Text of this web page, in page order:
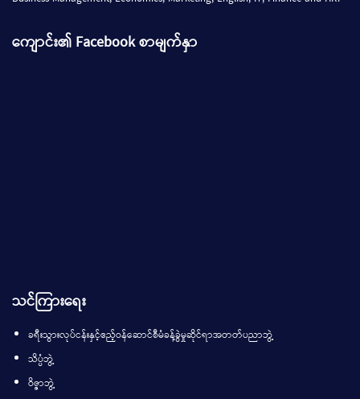
ကျောင်း၏ Facebook စာမျက်နှာ
သင်ကြားရေး
ခရီးသွားလုပ်ငန်းနှင့်ဧည့်ဝန်ဆောင်စီမံခန့်ခွဲမှုဆိုင်ရာအတတ်ပညာဘွဲ့
သိပ္ပံဘွဲ့
ဝိဇ္ဇာဘွဲ့